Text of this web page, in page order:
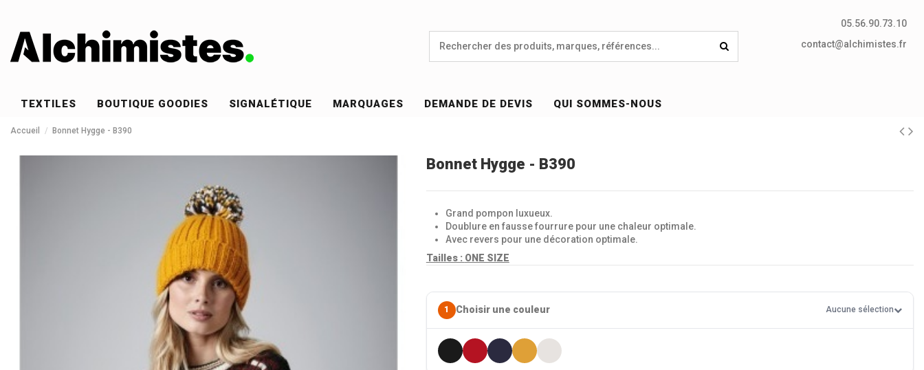
05.56.90.73.10
contact@alchimistes.fr
TEXTILES BOUTIQUE GOODIES SIGNALÉTIQUE MARQUAGES DEMANDE DE DEVIS QUI SOMMES-NOUS
Accueil Bonnet Hygge - B390
Bonnet Hygge - B390
Grand pompon luxueux.
Doublure en fausse fourrure pour une chaleur optimale.
Avec revers pour une décoration optimale.
Tailles : ONE SIZE
1 Choisir une couleur Aucune sélection